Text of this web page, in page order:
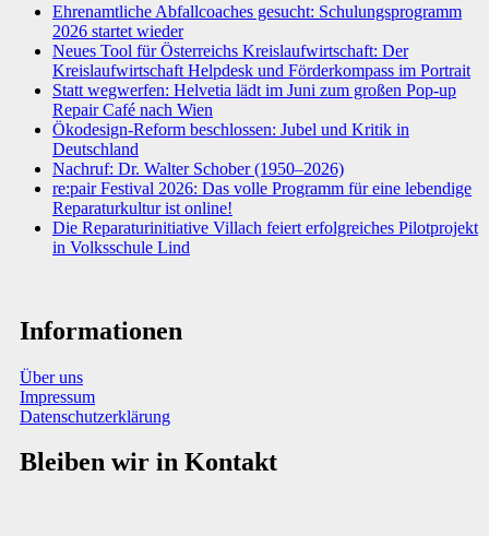
Ehrenamtliche Abfallcoaches gesucht: Schulungsprogramm
2026 startet wieder
Neues Tool für Österreichs Kreislaufwirtschaft: Der
Kreislaufwirtschaft Helpdesk und Förderkompass im Portrait
Statt wegwerfen: Helvetia lädt im Juni zum großen Pop-up
Repair Café nach Wien
Ökodesign-Reform beschlossen: Jubel und Kritik in
Deutschland
Nachruf: Dr. Walter Schober (1950–2026)
re:pair Festival 2026: Das volle Programm für eine lebendige
Reparaturkultur ist online!
Die Reparaturinitiative Villach feiert erfolgreiches Pilotprojekt
in Volksschule Lind
Informationen
Über uns
Impressum
Datenschutzerklärung
Bleiben wir in Kontakt